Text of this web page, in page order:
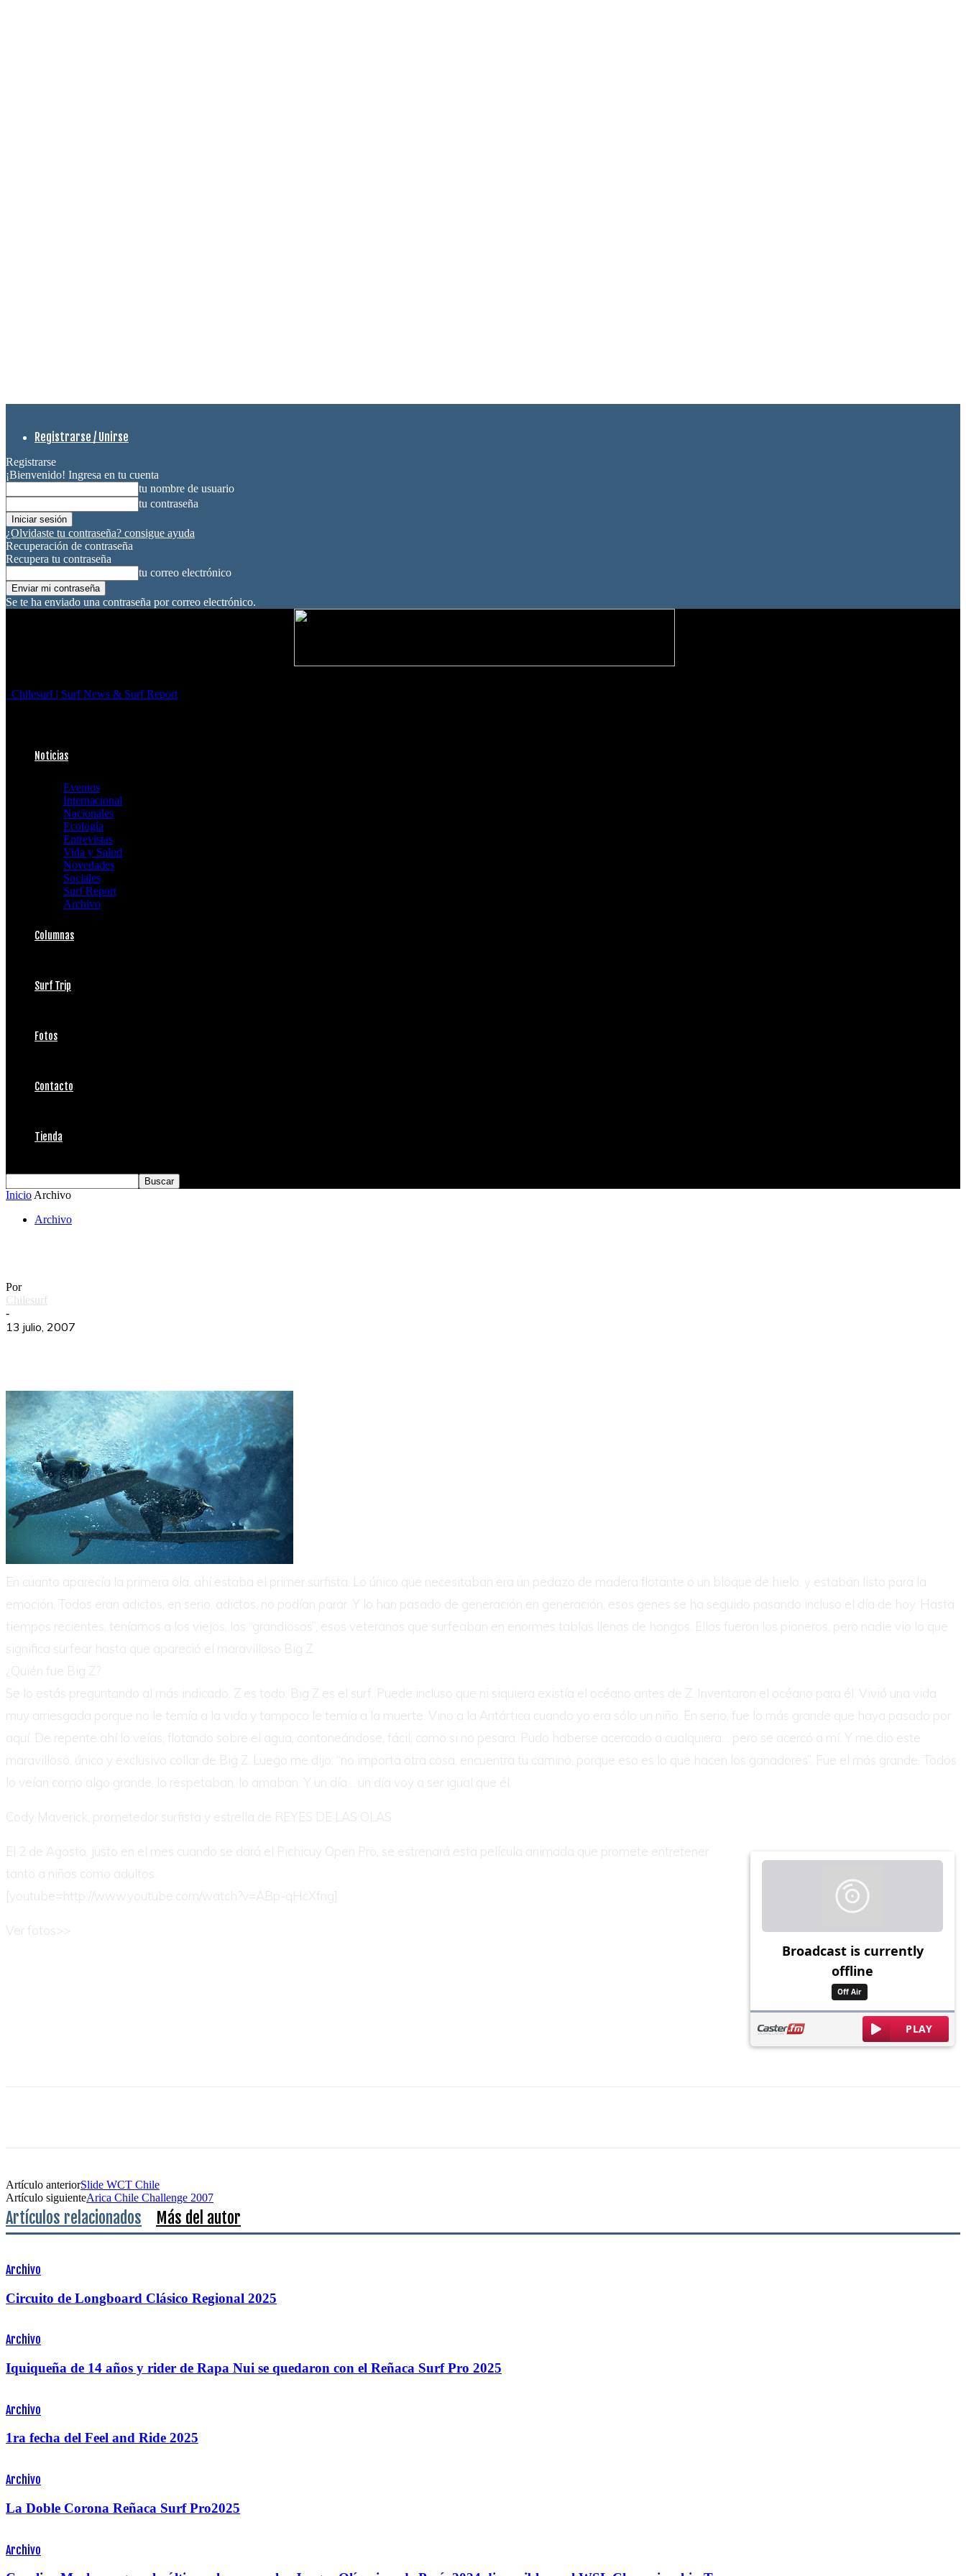
Registrarse / Unirse
Registrarse
¡Bienvenido! Ingresa en tu cuenta
tu nombre de usuario
tu contraseña
¿Olvidaste tu contraseña? consigue ayuda
Recuperación de contraseña
Recupera tu contraseña
tu correo electrónico
Se te ha enviado una contraseña por correo electrónico.
Chilesurf | Surf News & Surf Report
Noticias
Eventos
Internacional
Nacionales
Ecología
Entrevistas
Vida y Salud
Novedades
Sociales
Surf Report
Archivo
Columnas
Surf Trip
Fotos
Contacto
Tienda
Inicio Archivo
Archivo
Por
Chilesurf
-
13 julio, 2007
En cuanto aparecía la primera ola, ahí estaba el primer surfista. Lo único que necesitaban era un pedazo de madera flotante o un bloque de hielo, y estaban listo para la
emoción. Todos eran adictos, en serio, adictos, no podían parar. Y lo han pasado de generación en generación, esos genes se ha seguido pasando incluso el día de hoy. Hasta
tiempos recientes, teníamos a los viejos, los “grandiosos”, esos veteranos que surfeaban en enormes tablas llenas de hongos. Ellos fueron los pioneros, pero nadie vio lo que
significa surfear hasta que apareció el maravilloso Big Z.
¿Quién fue Big Z?
Se lo estás preguntando al más indicado. Z es todo. Big Z es el surf. Puede incluso que ni siquiera existía el océano antes de Z. Inventaron el océano para él. Vivió una vida
muy arriesgada porque no le temía a la vida y tampoco le temía a la muerte. Vino a la Antártica cuando yo era sólo un niño. En serio, fue lo más grande que haya pasado por
aquí. De repente ahí lo veías, flotando sobre el agua, contoneándose, fácil, como si no pesara. Pudo haberse acercado a cualquiera… pero se acercó a mí. Y me dio este
maravilloso, único y exclusivo collar de Big Z. Luego me dijo: “no importa otra cosa, encuentra tu camino, porque eso es lo que hacen los ganadores”. Fue el más grande. Todos
lo veían como algo grande, lo respetaban, lo amaban. Y un día… un día voy a ser igual que él.
Cody Maverick, prometedor surfista y estrella de REYES DE LAS OLAS
El 2 de Agosto, justo en el mes cuando se dará el Pichicuy Open Pro, se estrenará esta película animada que promete entretener
tanto a niños como adultos.
[youtube=http://www.youtube.com/watch?v=ABp-qHcXfng]
Ver fotos>>
Artículo anteriorSlide WCT Chile
Artículo siguienteArica Chile Challenge 2007
Artículos relacionados Más del autor
Archivo
Circuito de Longboard Clásico Regional 2025
Archivo
Iquiqueña de 14 años y rider de Rapa Nui se quedaron con el Reñaca Surf Pro 2025
Archivo
1ra fecha del Feel and Ride 2025
Archivo
La Doble Corona Reñaca Surf Pro2025
Archivo